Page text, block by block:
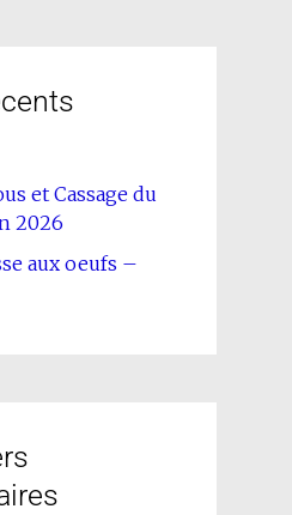
et Cassage du
2026
aux oeufs –